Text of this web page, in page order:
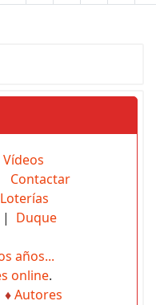
Vídeos
Contactar
Loterías
| Duque
años...
online.
♦Autores